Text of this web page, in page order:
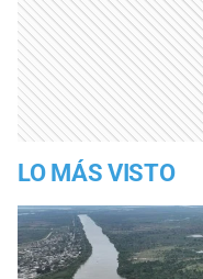
LO MÁS VISTO